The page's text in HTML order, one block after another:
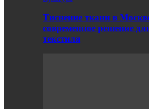
Тиснение ткани в
современное решение
текстиля